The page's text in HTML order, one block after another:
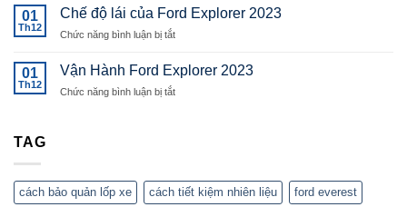
nhất
tại
Nam
Giánghệ
Explorer
01
Th12
Chế độ lái của Ford Explorer 2023
Chức năng bình luận bị tắtở
lái
của
01
Th12
Vận Hành Ford Explorer 2023
Chức năng bình luận bị tắtở
TAG
cách bảo quản lốp xe cách tiết kiệm nhiên liệu ford everest